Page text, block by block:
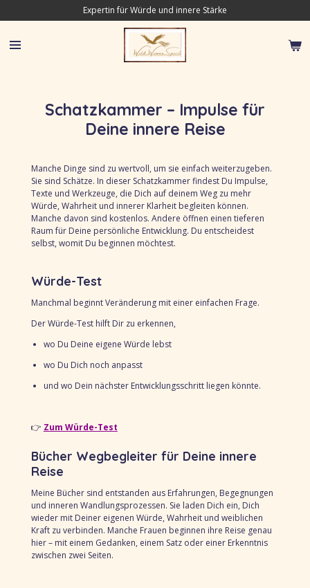
Expertin für Würde und innere Stärke
Schatzkammer – Impulse für
Deine innere Reise
Manche Dinge sind zu wertvoll, um sie einfach weiterzugeben.
Sie sind Schätze. In dieser Schatzkammer findest Du Impulse,
Texte und Werkzeuge, die Dich auf deinem Weg zu mehr
Würde, Wahrheit und innerer Klarheit begleiten können.
Manche davon sind kostenlos. Andere öffnen einen tieferen
Raum für Deine persönliche Entwicklung. Du entscheidest
selbst, womit Du beginnen möchtest.
Würde-Test
Manchmal beginnt Veränderung mit einer einfachen Frage.
Der Würde-Test hilft Dir zu erkennen,
wo Du Deine eigene Würde lebst
wo Du Dich noch anpasst
und wo Dein nächster Entwicklungsschritt liegen könnte.
👉 Zum Würde-Test
Bücher Wegbegleiter für Deine innere
Reise
Meine Bücher sind entstanden aus Erfahrungen, Begegnungen
und inneren Wandlungsprozessen. Sie laden Dich ein, Dich
wieder mit Deiner eigenen Würde, Wahrheit und weiblichen
Kraft zu verbinden. Manche Frauen beginnen ihre Reise genau
hier – mit einem Gedanken, einem Satz oder einer Erkenntnis
zwischen zwei Seiten.